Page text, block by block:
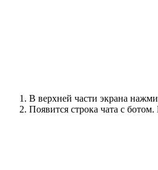
В верхней части экрана
Появится строка чата с